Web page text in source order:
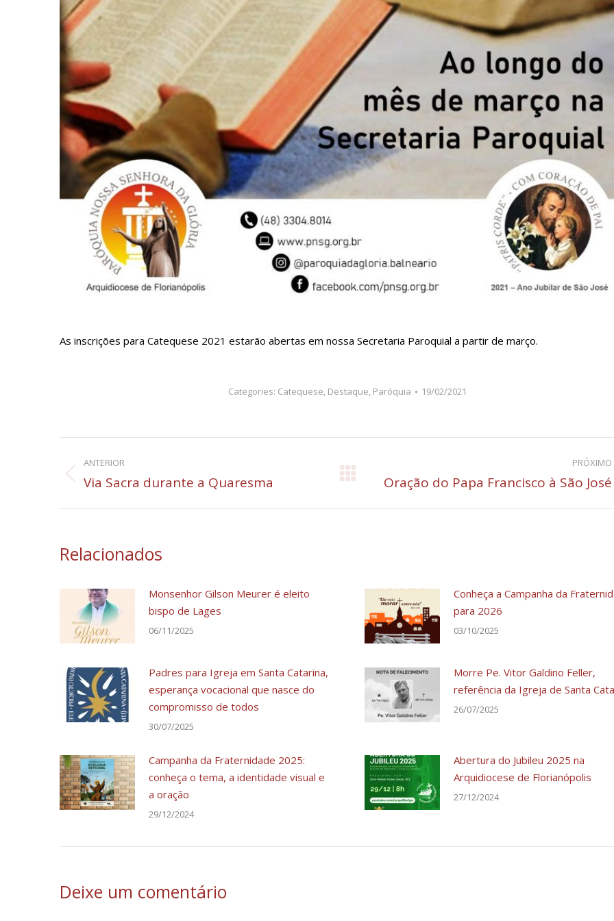
As inscrições para Catequese 2021 estarão abertas em nossa Secretaria Paroquial a partir de março.
Categories: Catequese, Destaque, Paróquia 19/02/2021
Navegação
de
post:
ANTERIOR
Post
Via Sacra durante a Quaresma
PRÓXIMO
Próximo
Oração do Papa Francisco à São José
Relacionados
Monsenhor Gilson Meurer é eleito
bispo de Lages
06/11/2025
Conheça a Campanha da
para 2026
03/10/2025
Padres para Igreja em Santa Catarina,
esperança vocacional que nasce do
compromisso de todos
30/07/2025
Morre Pe. Vitor Galdino Feller,
referência da Igreja de Santa
26/07/2025
Campanha da Fraternidade 2025:
conheça o tema, a identidade visual e
a oração
29/12/2024
Abertura do Jubileu 2025 na
Arquidiocese de Florianópolis
27/12/2024
Deixe um comentário